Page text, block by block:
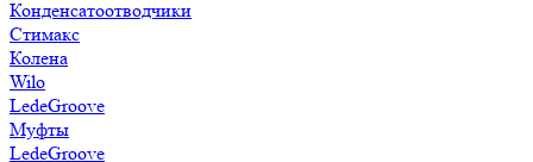
Конденсатоотводчики
Стимакс
Колена
Wilo
LedeGroove
Муфты
LedeGroove